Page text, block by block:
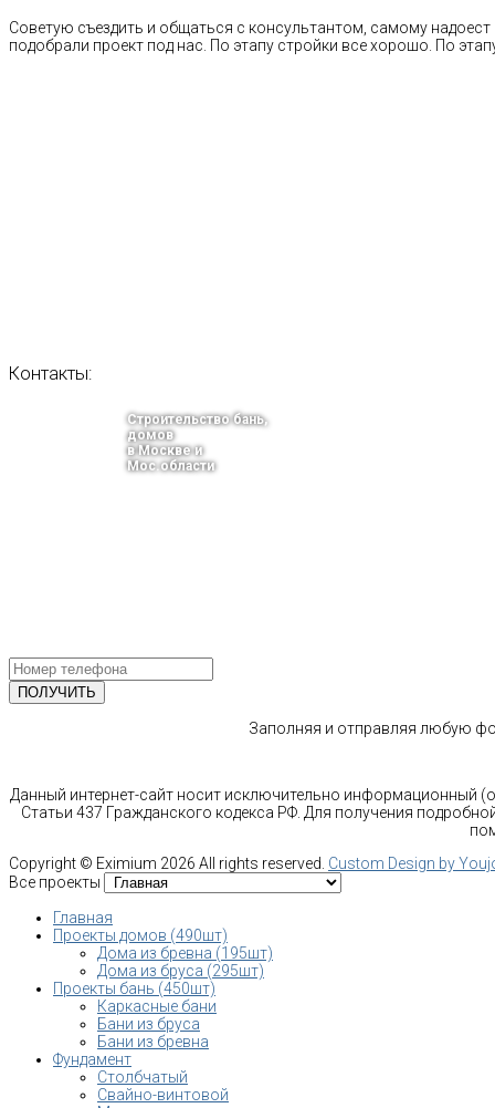
Советую съездить и общаться с консультантом, самому
подобрали проект под нас. По этапу стройки все хорошо. По
Контакты:
Строительство бань,
домов
в Москве и
Мос.области
Заполняя и отправляя любую
Данный интернет-сайт носит исключительно информационный
Статьи 437 Гражданского кодекса РФ. Для получения
Copyright © Eximium 2026 All rights reserved. Custom Design by
Все проекты
Главная
Проекты домов (490шт)
Дома из бревна (195шт)
Дома из бруса (295шт)
Проекты бань (450шт)
Каркасные бани
Бани из бруса
Бани из бревна
Фундамент
Столбчатый
Свайно-винтовой